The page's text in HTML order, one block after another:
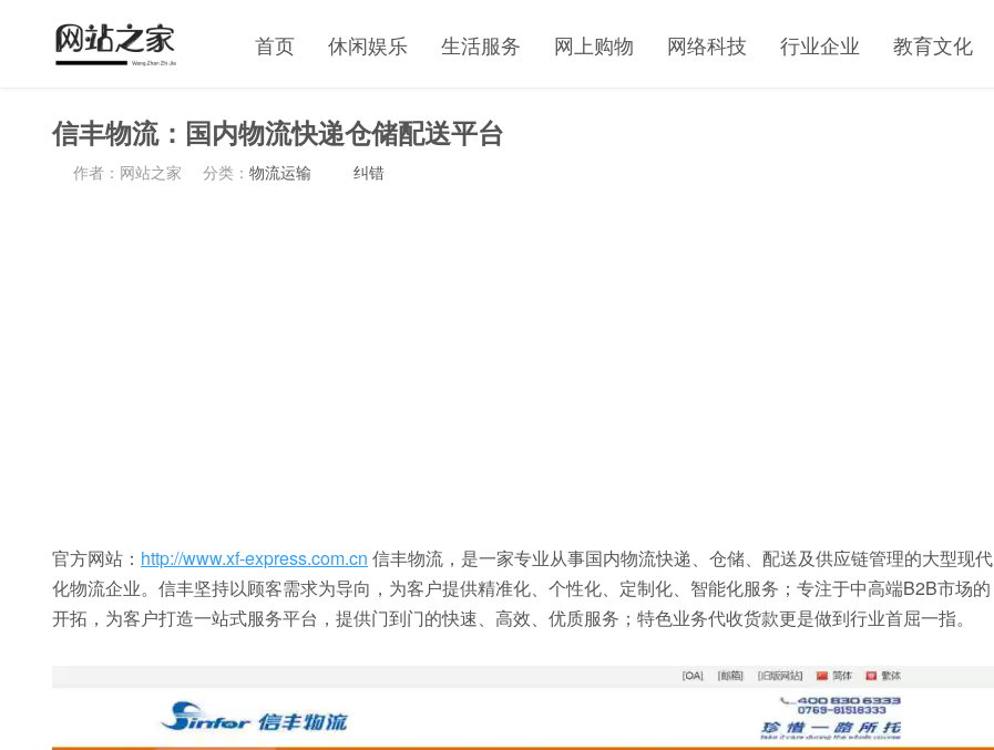
首页 休闲娱乐 生活服务 网上购物 网络科技 行业企业 教育文化
信丰物流：国内物流快递仓储配送平台
作者：网站之家 分类： 物流运输 纠错
官方网站： http://www.xf-express.com.cn 信丰物流，是一家专业从事国内物流快递、仓储、配送及供应链管理的大型现代
化物流企业。信丰坚持以顾客需求为导向，为客户提供精准化、个性化、定制化、智能化服务；专注于中高端B2B市场的
开拓，为客户打造一站式服务平台，提供门到门的快速、高效、优质服务；特色业务代收货款更是做到行业首屈一指。